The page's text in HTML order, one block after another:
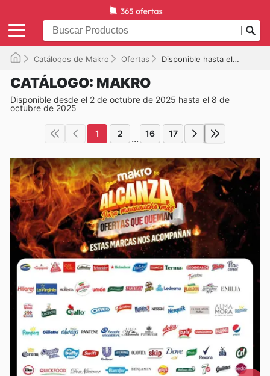
Catálogos de Makro Ofertas Disponible hasta el 08/10/2025
CATÁLOGO: MAKRO
Disponible desde el 2 de octubre de 2025 hasta el 8 de
octubre de 2025
1 2 ... 16 17